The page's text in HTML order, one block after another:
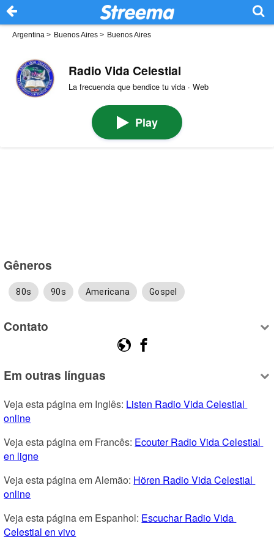
Argentina > Buenos Aires > Buenos Aires
Radio Vida Celestial
La frecuencia que bendice tu vida · Web
Play
Gêneros
80s 90s Americana Gospel
Contato
Em outras línguas
Veja esta página em Inglês: Listen Radio Vida Celestial
online
Veja esta página em Francês: Ecouter Radio Vida Celestial
en ligne
Veja esta página em Alemão: Hören Radio Vida Celestial
online
Veja esta página em Espanhol: Escuchar Radio Vida
Celestial en vivo